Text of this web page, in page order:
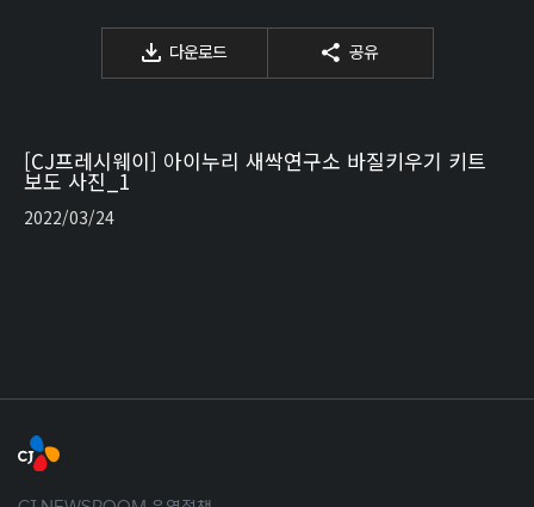
다운로드 공유
[CJ프레시웨이] 아이누리 새싹연구소 바질키우기 키트
보도 사진_1
2022/03/24